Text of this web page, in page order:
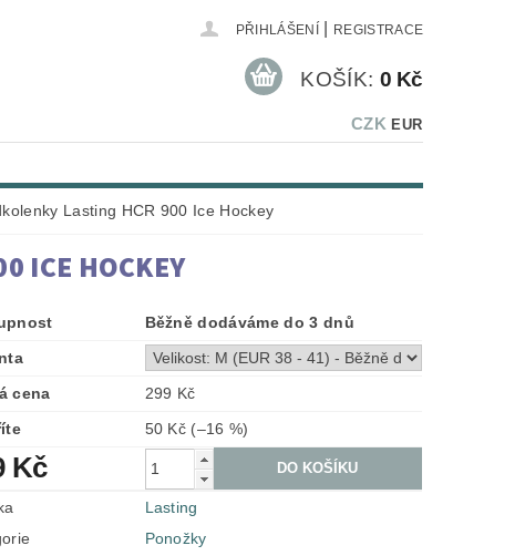
PŘIHLÁŠENÍ REGISTRACE
CZK EUR
KOŠÍK: 0 Kč
Lasting HCR 900 Ice Hockey
ICE HOCKEY
Běžně dodáváme do 3 dnů
cena
299 Kč
50 Kč (–16 %)
Kč
Lasting
Ponožky